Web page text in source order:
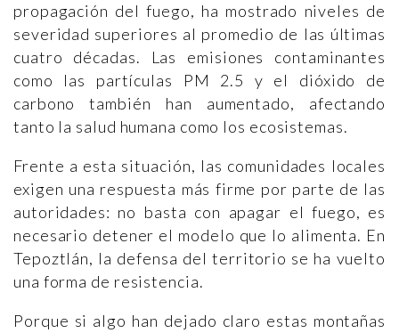
propagación del fuego, ha mostrado niveles de
severidad superiores al promedio de las últimas
cuatro décadas. Las emisiones contaminantes
como las partículas PM 2.5 y el dióxido de
carbono también han aumentado, afectando
tanto la salud humana como los ecosistemas.
Frente a esta situación, las comunidades locales
exigen una respuesta más firme por parte de las
autoridades: no basta con apagar el fuego, es
necesario detener el modelo que lo alimenta. En
Tepoztlán, la defensa del territorio se ha vuelto
una forma de resistencia.
Porque si algo han dejado claro estas montañas